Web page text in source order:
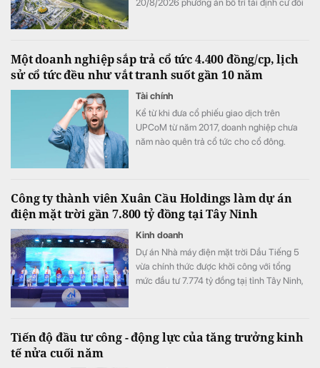
20/8/2026 phương án bố trí tái định cư đối
Một doanh nghiệp sắp trả cổ tức 4.400 đồng/cp, lịch
sử cổ tức đều như vắt tranh suốt gần 10 năm
Tài chính
Kể từ khi đưa cổ phiếu giao dịch trên
UPCoM từ năm 2017, doanh nghiệp chưa
năm nào quên trả cổ tức cho cổ đông.
Công ty thành viên Xuân Cầu Holdings làm dự án
điện mặt trời gần 7.800 tỷ đồng tại Tây Ninh
Kinh doanh
Dự án Nhà máy điện mặt trời Dầu Tiếng 5
vừa chính thức được khởi công với tổng
mức đầu tư 7.774 tỷ đồng tạị tỉnh Tây Ninh,
Tiến độ đầu tư công - động lực của tăng trưởng kinh
tế nửa cuối năm